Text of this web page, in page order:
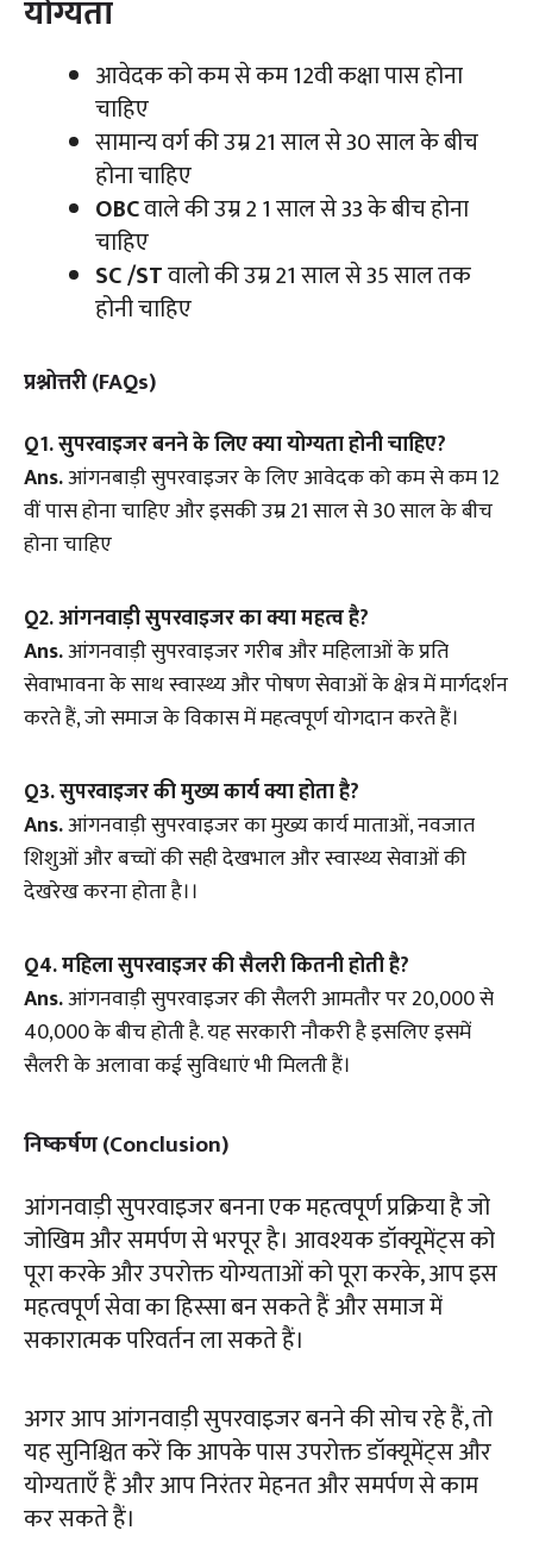
योग्यता
आवेदक को कम से कम 12वी कक्षा पास होना
चाहिए
सामान्य वर्ग की उम्र 21 साल से 30 साल के बीच
होना चाहिए
OBCवाले की उम्र 2 1 साल से 33 के बीच होना
चाहिए
SC /STवालो की उम्र 21 साल से 35 साल तक
होनी चाहिए
प्रश्नोत्तरी (FAQs)
Q1.सुपरवाइजर बनने के लिए क्या योग्यता होनी चाहिए?
Ans.आंगनबाड़ी सुपरवाइजर के लिए आवेदक को कम से कम 12
वीं पास होना चाहिए और इसकी उम्र 21 साल से 30 साल के बीच
होना चाहिए
Q2.आंगनवाड़ी सुपरवाइजर का क्या महत्व है?
Ans.आंगनवाड़ी सुपरवाइजर गरीब और महिलाओं के प्रति
सेवाभावना के साथ स्वास्थ्य और पोषण सेवाओं के क्षेत्र में मार्गदर्शन
करते हैं, जो समाज के विकास में महत्वपूर्ण योगदान करते हैं।
Q3. सुपरवाइजर कीमुख्य कार्य क्या होता है?
Ans.आंगनवाड़ी सुपरवाइजर का मुख्य कार्य माताओं, नवजात
शिशुओं और बच्चों की सही देखभाल और स्वास्थ्य सेवाओं की
देखरेख करना होता है।।
Q4. महिला सुपरवाइजर की सैलरी कितनी होती है?
Ans.आंगनवाड़ी सुपरवाइजर की सैलरी आमतौर पर 20,000 से
40,000 के बीच होती है. यह सरकारी नौकरी है इसलिए इसमें
सैलरी के अलावा कई सुविधाएं भी मिलती हैं।
निष्कर्षण (Conclusion)
आंगनवाड़ी सुपरवाइजर बनना एक महत्वपूर्ण प्रक्रिया है जो
जोखिम और समर्पण से भरपूर है। आवश्यक डॉक्यूमेंट्स को
पूरा करके और उपरोक्त योग्यताओं को पूरा करके, आप इस
महत्वपूर्ण सेवा का हिस्सा बन सकते हैं और समाज में
सकारात्मक परिवर्तन ला सकते हैं।
अगर आप आंगनवाड़ी सुपरवाइजर बनने की सोच रहे हैं, तो
यह सुनिश्चित करें कि आपके पास उपरोक्त डॉक्यूमेंट्स और
योग्यताएँ हैं और आप निरंतर मेहनत और समर्पण से काम
कर सकते हैं।